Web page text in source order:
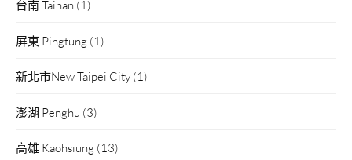
台南 Tainan (1)
屏東 Pingtung (1)
新北市New Taipei City (1)
澎湖 Penghu (3)
高雄 Kaohsiung (13)